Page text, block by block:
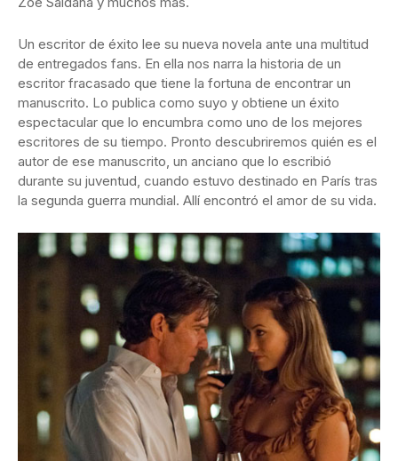
Un escritor de éxito lee su nueva novela ante una multitud
de entregados fans. En ella nos narra la historia de un
escritor fracasado que tiene la fortuna de encontrar un
manuscrito. Lo publica como suyo y obtiene un éxito
espectacular que lo encumbra como uno de los mejores
escritores de su tiempo. Pronto descubriremos quién es el
autor de ese manuscrito, un anciano que lo escribió
durante su juventud, cuando estuvo destinado en París tras
la segunda guerra mundial. Allí encontró el amor de su vida.